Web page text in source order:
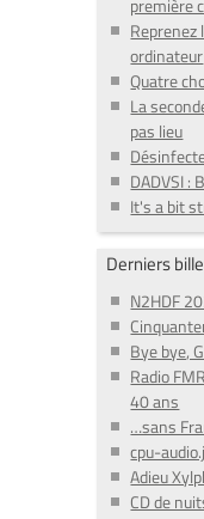
première
Reprenez
ordinateur
Quatre
La
pas lieu
DADVSI :
It's a bit
Derniers
N2HDF
Bye bye,
Radio
40 ans
…sans
cpu-
Adieu
CD de